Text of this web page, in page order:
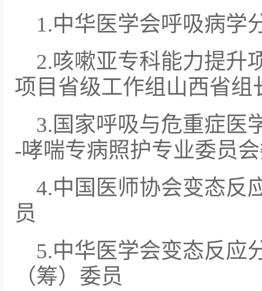
1.中华医学会呼吸病学
2.咳嗽亚专科能力提升
项目省级工作组山西省组
3.国家呼吸与危重症医
-哮喘专病照护专业委员
4.中国医师协会变态反
员
5.中华医学会变态反应
（筹）委员